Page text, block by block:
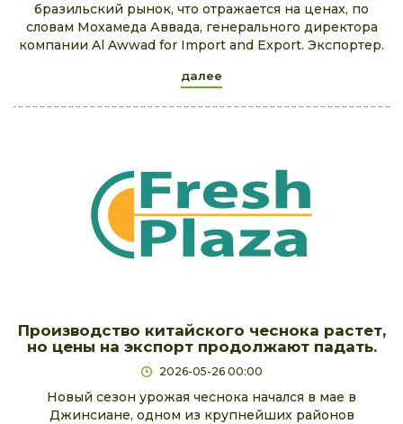
бразильский рынок, что отражается на ценах, по
словам Мохамеда Аввада, генерального директора
компании Al Awwad for Import and Export. Экспортер.
далее
Производство китайского чеснока растет,
но цены на экспорт продолжают падать.
2026-05-26 00:00
Новый сезон урожая чеснока начался в мае в
Джинсиане, одном из крупнейших районов